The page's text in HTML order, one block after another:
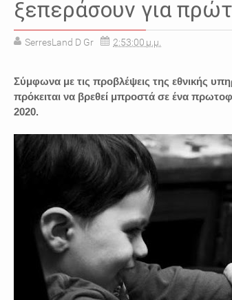
ξεπεράσουν για
SerresLand D Gr 2:53:00 μ.μ.
Σύμφωνα με τις προβλέψεις της εθνικής
πρόκειται να βρεθεί μπροστά σε ένα
2020.